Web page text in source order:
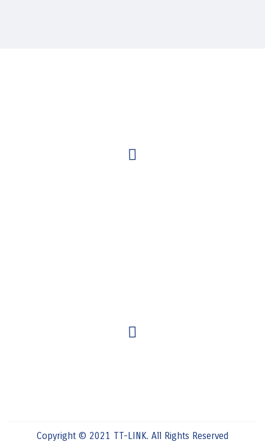
Copyright © 2021 TT-LINK. All Rights Reserved